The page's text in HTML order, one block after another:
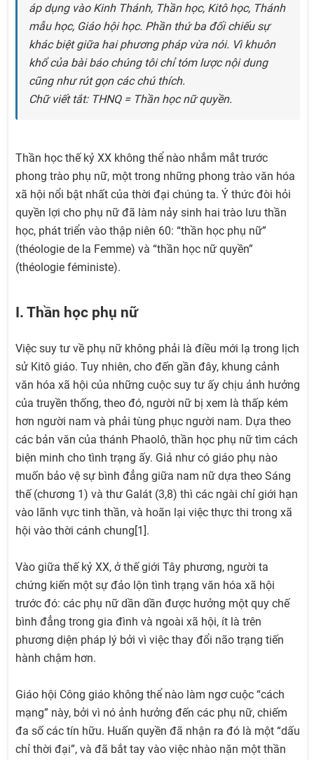
áp dụng vào Kinh Thánh, Thần học, Kitô học, Thánh
mẫu học, Giáo hội học. Phần thứ ba đối chiếu sự
khác biệt giữa hai phương pháp vừa nói. Vì khuôn
khổ của bài báo chúng tôi chỉ tóm lược nội dung
cũng như rút gọn các chú thích.
Chữ viết tắt: THNQ = Thần học nữ quyền.
Thần học thế kỷ XX không thể nào nhắm mắt trước
phong trào phụ nữ, một trong những phong trào văn hóa
xã hội nổi bật nhất của thời đại chúng ta. Ý thức đòi hỏi
quyền lợi cho phụ nữ đã làm nảy sinh hai trào lưu thần
học, phát triển vào thập niên 60: “thần học phụ nữ”
(théologie de la Femme) và “thần học nữ quyền”
(théologie féministe).
I. Thần học phụ nữ
Việc suy tư về phụ nữ không phải là điều mới lạ trong lịch
sử Kitô giáo. Tuy nhiên, cho đến gần đây, khung cảnh
văn hóa xã hội của những cuộc suy tư ấy chịu ảnh hưởng
của truyền thống, theo đó, người nữ bị xem là thấp kém
hơn người nam và phải tùng phục người nam. Dựa theo
các bản văn của thánh Phaolô, thần học phụ nữ tìm cách
biện minh cho tình trạng ấy. Giả như có giáo phụ nào
muốn bảo vệ sự bình đẳng giữa nam nữ dựa theo Sáng
thế (chương 1) và thư Galát (3,8) thì các ngài chỉ giới hạn
vào lãnh vực tinh thần, và hoãn lại việc thực thi trong xã
hội vào thời cánh chung[1].
Vào giữa thế kỷ XX, ở thế giới Tây phương, người ta
chứng kiến một sự đảo lộn tình trạng văn hóa xã hội
trước đó: các phụ nữ dần dần được hưởng một quy chế
bình đẳng trong gia đình và ngoài xã hội, ít là trên
phương diện pháp lý bởi vì việc thay đổi não trạng tiến
hành chậm hơn.
Giáo hội Công giáo không thể nào làm ngơ cuộc “cách
mạng” này, bởi vì nó ảnh hưởng đến các phụ nữ, chiếm
đa số các tín hữu. Huấn quyền đã nhận ra đó là một “dấu
chỉ thời đại”, và đã bắt tay vào việc nhào nặn một thần